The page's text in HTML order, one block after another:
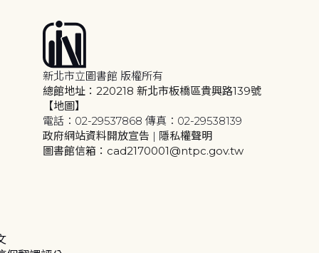
新北市立圖書館 版權所有
總館地址：220218 新北市板橋區貴興路139號
【地圖】
電話：02-29537868 傳真：02-29538139
政府網站資料開放宣告 | 隱私權聲明
圖書館信箱：cad2170001@ntpc.gov.tw